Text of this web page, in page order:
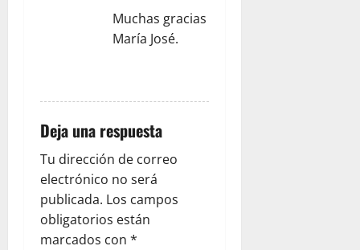
Muchas gracias
María José.
Deja una respuesta
Tu dirección de correo
electrónico no será
publicada. Los campos
obligatorios están
marcados con *